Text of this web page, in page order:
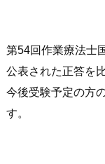
第54回作業療法士
公表された正答を
今後受験予定の方
す。